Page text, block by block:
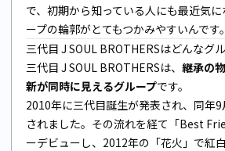
で、初期から知っている人にも最近気
ープの輪郭がとてもつかみやすいんです。
三代目 J SOUL BROTHERSはどんなグ
三代目 J SOUL BROTHERSは、 継承の
新が同時に見えるグループです。
2010年に三代目誕生が発表され、同年
されました。その流れを経て「Best
ーデビューし、2012年の「花火」で紅